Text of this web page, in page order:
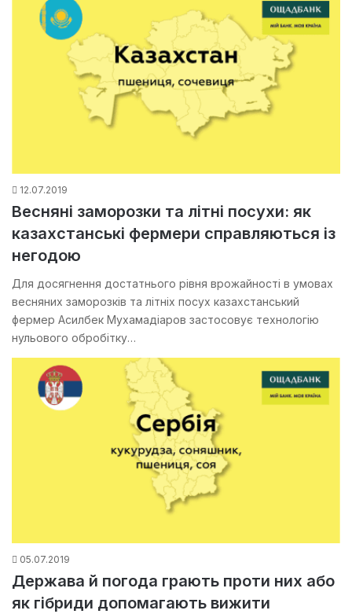
12.07.2019
Весняні заморозки та літні посухи: як
казахстанські фермери справляються із
негодою
Для досягнення достатнього рівня врожайності в умовах
весняних заморозків та літніх посух казахстанський
фермер Асилбек Мухамадіаров застосовує технологію
нульового обробітку…
05.07.2019
Держава й погода грають проти них або
як гібриди допомагають вижити